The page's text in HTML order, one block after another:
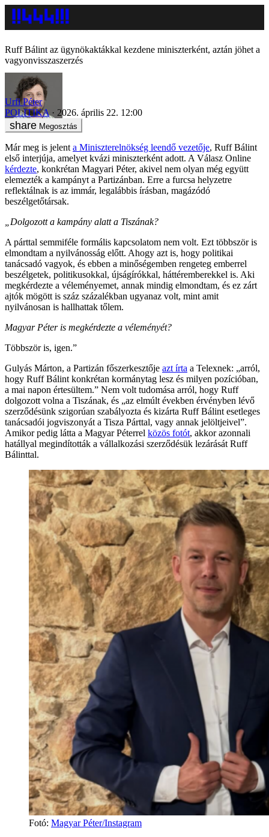
Ruff Bálint az ügynökaktákkal kezdene miniszterként, aztán jöhet a
vagyonvisszaszerzés
Urfi Péter
POLITIKA
2026. április 22. 12:00
Megosztás
Már meg is jelent a Miniszterelnökség leendő vezetője, Ruff Bálint
első interjúja, amelyet kvázi miniszterként adott. A Válasz Online
kérdezte, konkrétan Magyari Péter, akivel nem olyan még együtt
elemezték a kampányt a Partizánban. Erre a furcsa helyzetre
reflektálnak is az immár, legalábbis írásban, magázódó
beszélgetőtársak.
„Dolgozott a kampány alatt a Tiszának?
A párttal semmiféle formális kapcsolatom nem volt. Ezt többször is
elmondtam a nyilvánosság előtt. Ahogy azt is, hogy politikai
tanácsadó vagyok, és ebben a minőségemben rengeteg emberrel
beszélgetek, politikusokkal, újságírókkal, háttéremberekkel is. Aki
megkérdezte a véleményemet, annak mindig elmondtam, és ez zárt
ajtók mögött is száz százalékban ugyanaz volt, mint amit
nyilvánosan is hallhattak tőlem.
Magyar Péter is megkérdezte a véleményét?
Többször is, igen.”
Gulyás Márton, a Partizán főszerkesztője azt írta a Telexnek: „arról,
hogy Ruff Bálint konkrétan kormánytag lesz és milyen pozícióban,
a mai napon értesültem.” Nem volt tudomása arról, hogy Ruff
dolgozott volna a Tiszának, és „az elmúlt években érvényben lévő
szerződésünk szigorúan szabályozta és kizárta Ruff Bálint esetleges
tanácsadói jogviszonyát a Tisza Párttal, vagy annak jelöltjeivel”.
Amikor pedig látta a Magyar Péterrel közös fotót, akkor azonnali
hatállyal megindították a vállalkozási szerződésük lezárását Ruff
Bálinttal.
Fotó: Magyar Péter/Instagram